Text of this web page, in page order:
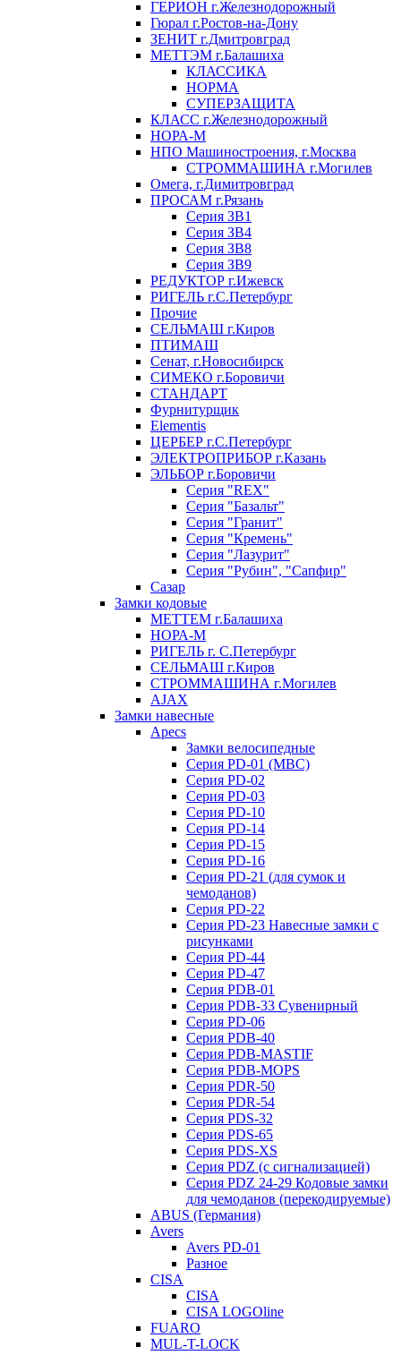
ГЕРИОН г.Железнодорожный
Гюрал г.Ростов-на-Дону
ЗЕНИТ г.Дмитровград
МЕТТЭМ г.Балашиха
КЛАССИКА
НОРМА
СУПЕРЗАЩИТА
КЛАСС г.Железнодорожный
НОРА-М
НПО Машиностроения, г.Москва
СТРОММАШИНА г.Могилев
Омега, г.Димитровград
ПРОСАМ г.Рязань
Серия ЗВ1
Серия ЗВ4
Серия ЗВ8
Серия ЗВ9
РЕДУКТОР г.Ижевск
РИГЕЛЬ г.С.Петербург
Прочие
СЕЛЬМАШ г.Киров
ПТИМАШ
Сенат, г.Новосибирск
СИМЕКО г.Боровичи
СТАНДАРТ
Фурнитурщик
Elementis
ЦЕРБЕР г.С.Петербург
ЭЛЕКТРОПРИБОР г.Казань
ЭЛЬБОР г.Боровичи
Серия "REX"
Серия "Базальт"
Серия "Гранит"
Серия "Кремень"
Серия "Лазурит"
Серия "Рубин", "Сапфир"
Сазар
Замки кодовые
МЕТТЕМ г.Балашиха
НОРА-М
РИГЕЛЬ г. С.Петербург
СЕЛЬМАШ г.Киров
СТРОММАШИНА г.Могилев
AJAX
Замки навесные
Apecs
Замки велосипедные
Серия PD-01 (МВС)
Серия PD-02
Серия PD-03
Серия PD-10
Серия PD-14
Серия PD-15
Серия PD-16
Серия PD-21 (для сумок и
чемоданов)
Серия PD-22
Серия PD-23 Навесные замки с
рисунками
Серия PD-44
Серия PD-47
Серия PDB-01
Серия PDB-33 Сувенирный
Серия PD-06
Серия PDB-40
Серия PDB-MASTIF
Серия PDB-MOPS
Серия PDR-50
Серия PDR-54
Серия PDS-32
Серия PDS-65
Серия PDS-XS
Серия PDZ (с сигнализацией)
Серия PDZ 24-29 Кодовые замки
для чемоданов (перекодируемые)
ABUS (Германия)
Avers
Avers PD-01
Разное
CISA
CISA
CISA LOGOline
FUARO
MUL-T-LOCK